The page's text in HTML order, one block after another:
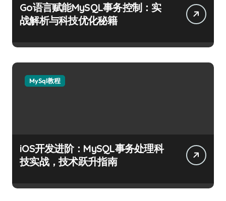
Go语言赋能MySQL事务控制：实
战解析与科技优化秘籍
MySql教程
iOS开发进阶：MySQL事务处理科
技实战，技术跃升指南